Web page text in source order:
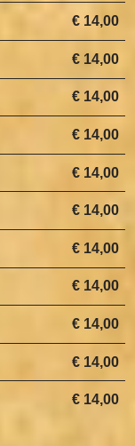
€ 14,00
€ 14,00
€ 14,00
€ 14,00
€ 14,00
€ 14,00
€ 14,00
€ 14,00
€ 14,00
€ 14,00
€ 14,00